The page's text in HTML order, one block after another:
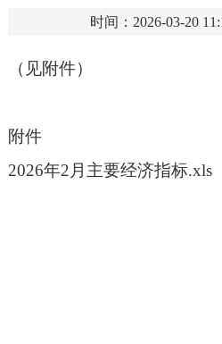
时间：2026-03-20
（见附件）
附件
2026年2月主要经济指标.xls